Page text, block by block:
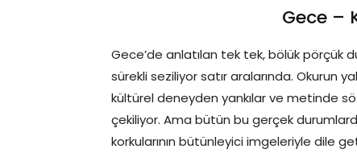
Gece –
Gece’de anlatılan tek tek, bölük pörçük
sürekli seziliyor satır aralarında. Okurun
kültürel deneyden yankılar ve metinde
çekiliyor. Ama bütün bu gerçek
korkularının bütünleyici imgeleriyle dile